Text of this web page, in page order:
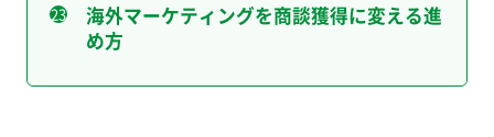
海外マーケティングを商談獲得に変える進
め方